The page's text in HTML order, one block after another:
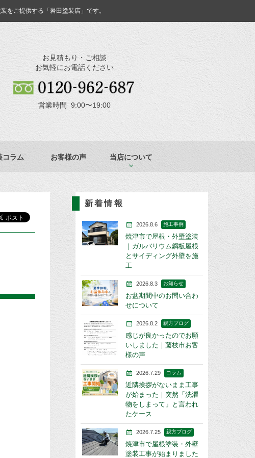
をご提供する「岩田塗装店」です。
お見積もり・ご相談
お気軽にお電話ください
営業時間 9:00〜19:00
コラム お客様の声 当店について
新着情報
2026.8.6 施工事例
焼津市で屋根・外壁塗装
｜ガルバリウム鋼板屋根
とサイディング外壁を施
工
2026.8.3 お知らせ
お盆期間中のお問い合わ
せについて
2026.8.2 親方ブログ
感じが良かったのでお願
いしました｜藤枝市お客
様の声
2026.7.29 コラム
近隣挨拶がないまま工事
が始まった｜突然「洗濯
物をしまって」と言われ
たケース
2026.7.25 親方ブログ
焼津市で屋根塗装・外壁
塗装工事が始まりました